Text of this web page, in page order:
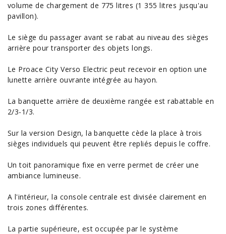
volume de chargement de 775 litres (1 355 litres jusqu'au
pavillon).
Le siège du passager avant se rabat au niveau des sièges
arrière pour transporter des objets longs.
Le Proace City Verso Electric peut recevoir en option une
lunette arrière ouvrante intégrée au hayon.
La banquette arrière de deuxième rangée est rabattable en
2/3-1/3.
Sur la version Design, la banquette cède la place à trois
sièges individuels qui peuvent être repliés depuis le coffre.
Un toit panoramique fixe en verre permet de créer une
ambiance lumineuse.
A l'intérieur, la console centrale est divisée clairement en
trois zones différentes.
La partie supérieure, est occupée par le système